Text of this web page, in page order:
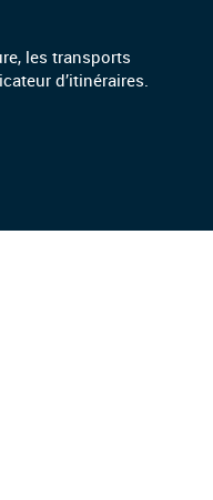
les transports
d’itinéraires.